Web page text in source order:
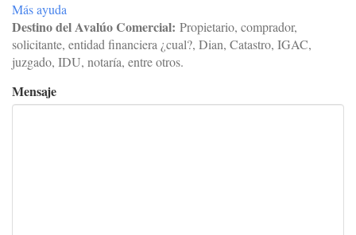
Más ayuda
Destino del Avalúo Comercial: Propietario, comprador,
solicitante, entidad financiera ¿cual?, Dian, Catastro, IGAC,
juzgado, IDU, notaría, entre otros.
Mensaje